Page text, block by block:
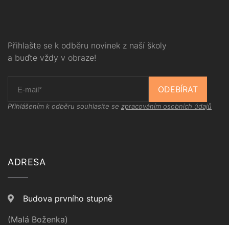
Přihlašte se k odběru novinek z naší školy
a buďte vždy v obraze!
ODEBÍRAT
Přihlášením k odběru souhlasíte se zpracováním osobních údajů
ADRESA
Budova prvního stupně
(Malá Boženka)